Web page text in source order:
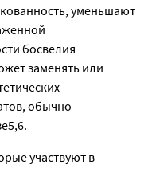
уменьшают
босвелия
заменять или
обычно
участвуют в